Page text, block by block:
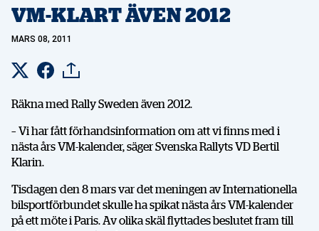
VM-KLART ÄVEN 2012
MARS 08, 2011
Räkna med Rally Sweden även 2012.
– Vi har fått förhandsinformation om att vi finns med i
nästa års VM-kalender, säger Svenska Rallyts VD Bertil
Klarin.
Tisdagen den 8 mars var det meningen av Internationella
bilsportförbundet skulle ha spikat nästa års VM-kalender
på ett möte i Paris. Av olika skäl flyttades beslutet fram till